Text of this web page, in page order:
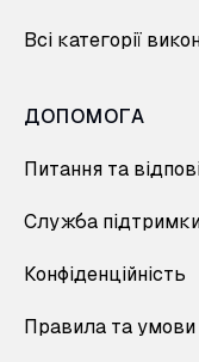
Всі категорії
ДОПОМОГА
Питання та
Служба
Конфіденційність
Правила та умови